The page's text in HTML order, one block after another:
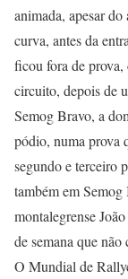
animada, apesar
curva, antes da
ficou fora de prova,
circuito, depois de
Semog Bravo, a
pódio, numa prova
segundo e terceiro
também em
montalegrense
de semana que
O Mundial de